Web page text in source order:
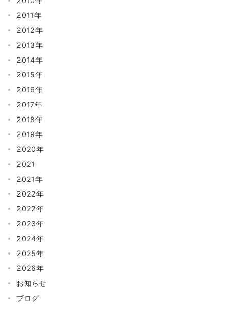
2011年
2012年
2013年
2014年
2015年
2016年
2017年
2018年
2019年
2020年
2021
2021年
2022年
2022年
2023年
2024年
2025年
2026年
お知らせ
ブログ